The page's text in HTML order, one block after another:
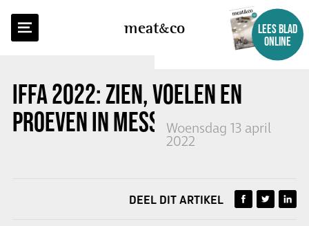
meatco
LEES BLAD
ONLINE
IFFA 2022: ZIEN, VOELEN EN
PROEVEN IN MESSE FRANKFURT
Woensdag 13 april
2022
TERUG NAAR OVERZICHT
DEEL DIT ARTIKEL